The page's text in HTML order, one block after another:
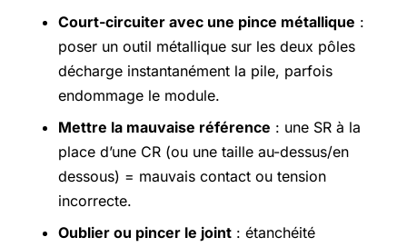
Court-circuiter avec une pince métallique :
poser un outil métallique sur les deux pôles
décharge instantanément la pile, parfois
endommage le module.
Mettre la mauvaise référence : une SR à la
place d’une CR (ou une taille au-dessus/en
dessous) = mauvais contact ou tension
incorrecte.
Oublier ou pincer le joint : étanchéité